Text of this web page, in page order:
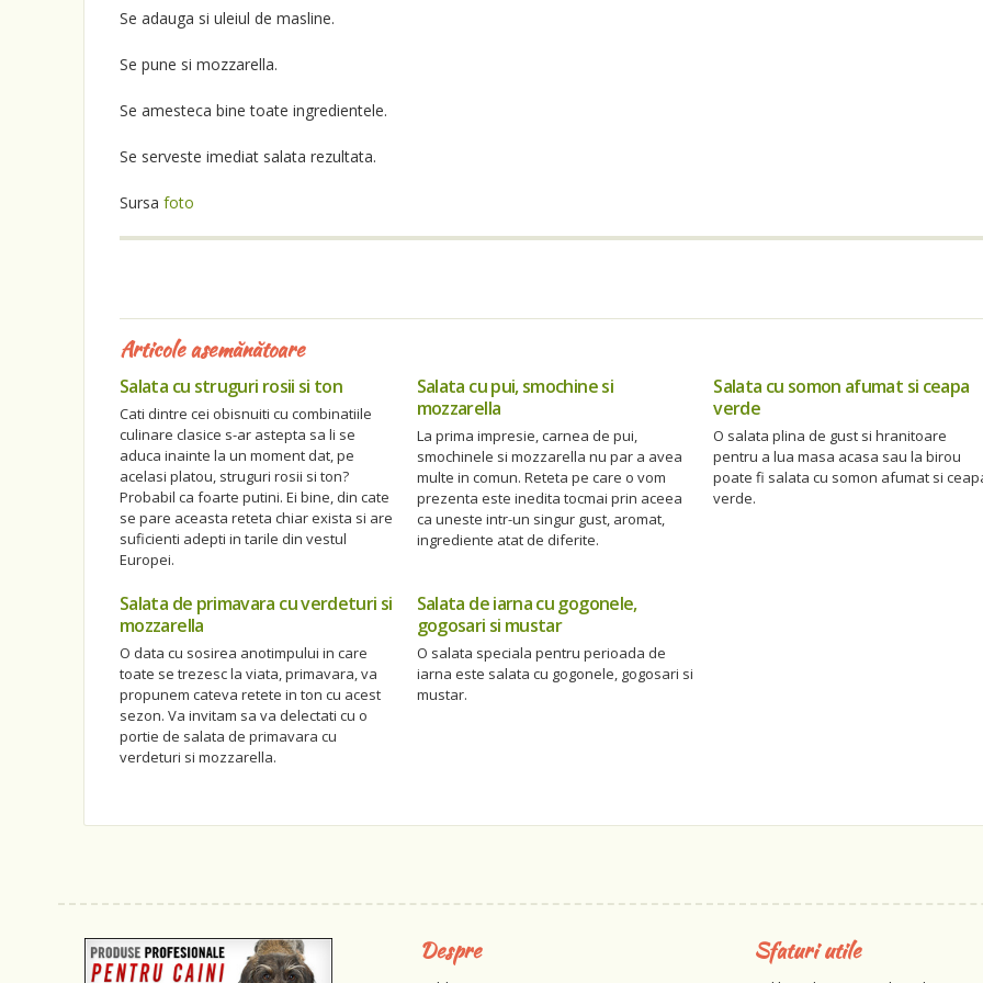
Se adauga si uleiul de masline.
Se pune si mozzarella.
Se amesteca bine toate ingredientele.
Se serveste imediat salata rezultata.
Sursa foto
Articole asemănătoare
Salata cu struguri rosii si ton
Cati dintre cei obisnuiti cu combinatiile
culinare clasice s-ar astepta sa li se
aduca inainte la un moment dat, pe
acelasi platou, struguri rosii si ton?
Probabil ca foarte putini. Ei bine, din cate
se pare aceasta reteta chiar exista si are
suficienti adepti in tarile din vestul
Europei.
Salata cu pui, smochine si
mozzarella
La prima impresie, carnea de pui,
smochinele si mozzarella nu par a avea
multe in comun. Reteta pe care o vom
prezenta este inedita tocmai prin aceea
ca uneste intr-un singur gust, aromat,
ingrediente atat de diferite.
Salata cu somon afumat si ceapa
verde
O salata plina de gust si hranitoare
pentru a lua masa acasa sau la birou
poate fi salata cu somon afumat si
verde.
Salata de primavara cu verdeturi si
mozzarella
O data cu sosirea anotimpului in care
toate se trezesc la viata, primavara, va
propunem cateva retete in ton cu acest
sezon. Va invitam sa va delectati cu o
portie de salata de primavara cu
verdeturi si mozzarella.
Salata de iarna cu gogonele,
gogosari si mustar
O salata speciala pentru perioada de
iarna este salata cu gogonele, gogosari si
mustar.
Despre Sfaturi utile